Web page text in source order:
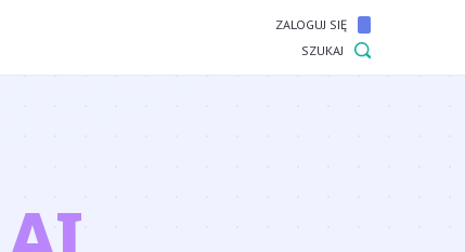
ZALOGUJ SIĘ
SZUKAJ